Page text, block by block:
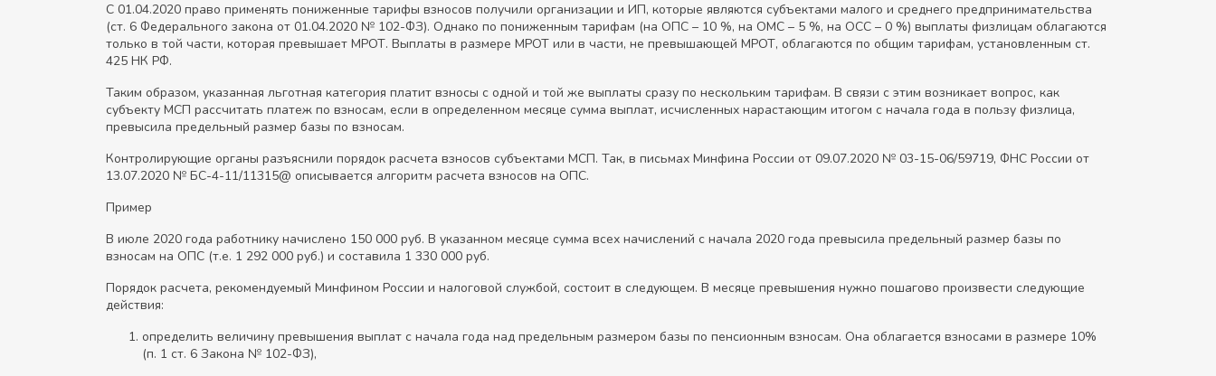
С 01.04.2020 право применять пониженные тарифы взносов получили организации и ИП, которые являются субъектами малого и среднего предпринимательства
(ст. 6 Федерального закона от 01.04.2020 № 102-ФЗ). Однако по пониженным тарифам (на ОПС – 10 %, на ОМС – 5 %, на ОСС – 0 %) выплаты физлицам облагаются
только в той части, которая превышает МРОТ. Выплаты в размере МРОТ или в части, не превышающей МРОТ, облагаются по общим тарифам, установленным ст.
425 НК РФ.
Таким образом, указанная льготная категория платит взносы с одной и той же выплаты сразу по нескольким тарифам. В связи с этим возникает вопрос, как
субъекту МСП рассчитать платеж по взносам, если в определенном месяце сумма выплат, исчисленных нарастающим итогом с начала года в пользу физлица,
превысила предельный размер базы по взносам.
Контролирующие органы разъяснили порядок расчета взносов субъектами МСП. Так, в письмах Минфина России от 09.07.2020 № 03-15-06/59719, ФНС России от
13.07.2020 № БС-4-11/11315@ описывается алгоритм расчета взносов на ОПС.
Пример
В июле 2020 года работнику начислено 150 000 руб. В указанном месяце сумма всех начислений с начала 2020 года превысила предельный размер базы по
взносам на ОПС (т.е. 1 292 000 руб.) и составила 1 330 000 руб.
Порядок расчета, рекомендуемый Минфином России и налоговой службой, состоит в следующем. В месяце превышения нужно пошагово произвести следующие
действия:
определить величину превышения выплат с начала года над предельным размером базы по пенсионным взносам. Она облагается взносами в размере 10%
(п. 1 ст. 6 Закона № 102-ФЗ),